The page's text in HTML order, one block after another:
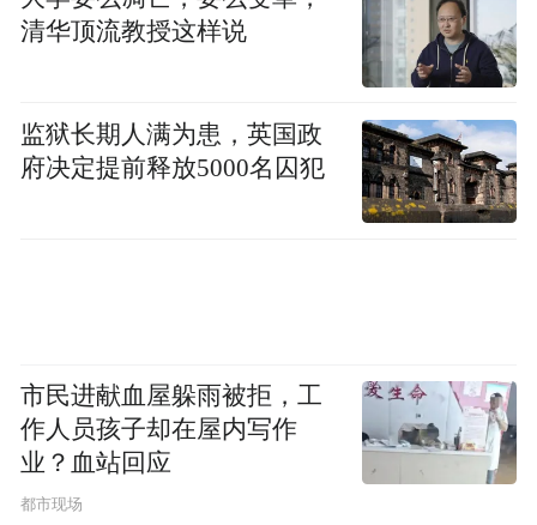
清华顶流教授这样说
监狱长期人满为患，英国政
府决定提前释放5000名囚犯
市民进献血屋躲雨被拒，工
作人员孩子却在屋内写作
业？血站回应
都市现场